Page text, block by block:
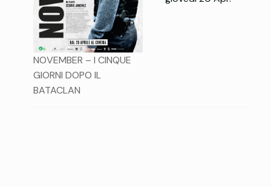
NOVEMBER – I CINQUE
GIORNI DOPO IL
BATACLAN